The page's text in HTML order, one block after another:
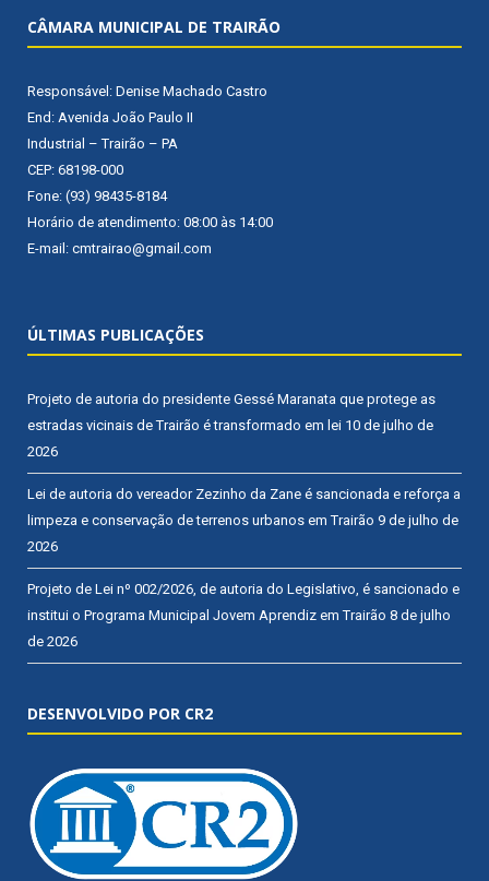
CÂMARA MUNICIPAL DE TRAIRÃO
Responsável: Denise Machado Castro
End: Avenida João Paulo II
Industrial – Trairão – PA
CEP: 68198-000
Fone: (93) 98435-8184
Horário de atendimento: 08:00 às 14:00
E-mail: cmtrairao@gmail.com
ÚLTIMAS PUBLICAÇÕES
Projeto de autoria do presidente Gessé Maranata que protege as
estradas vicinais de Trairão é transformado em lei 10 de julho de
2026
Lei de autoria do vereador Zezinho da Zane é sancionada e reforça a
limpeza e conservação de terrenos urbanos em Trairão 9 de julho de
2026
Projeto de Lei nº 002/2026, de autoria do Legislativo, é sancionado e
institui o Programa Municipal Jovem Aprendiz em Trairão 8 de julho
de 2026
DESENVOLVIDO POR CR2